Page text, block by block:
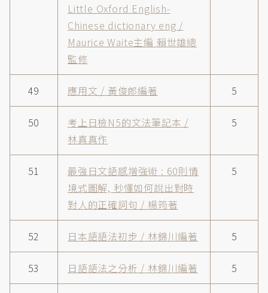
Little Oxford English-
Chinese dictionary eng /
Maurice Waite主編 賴世雄總
監修
49 應用文 / 黃俊郎編著 5
50
考上日檢N5的文法筆記本 /
林真真作
5
51
最強日文語感增強術 : 60則情
境式圖解, 秒懂如何說出對時
對人的正確詞句 / 楊筠著
5
52 日本語語法初步 / 林錦川編著 5
53 日語語法之分析 / 林錦川編著 5